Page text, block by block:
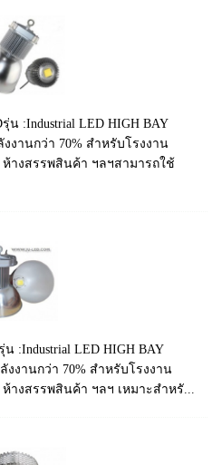
น :Industrial LED HIGH BAY
งานกว่า 70% สำหรับโรงงาน
างสรรพสินค้า ฯลฯสามารถใช้
:Industrial LED HIGH BAY
งงานกว่า 70% สำหรับโรงงาน
างสรรพสินค้า ฯลฯ เหมาะสำหรั...